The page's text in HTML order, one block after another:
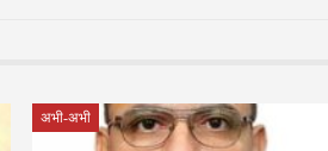
अभी-अभी